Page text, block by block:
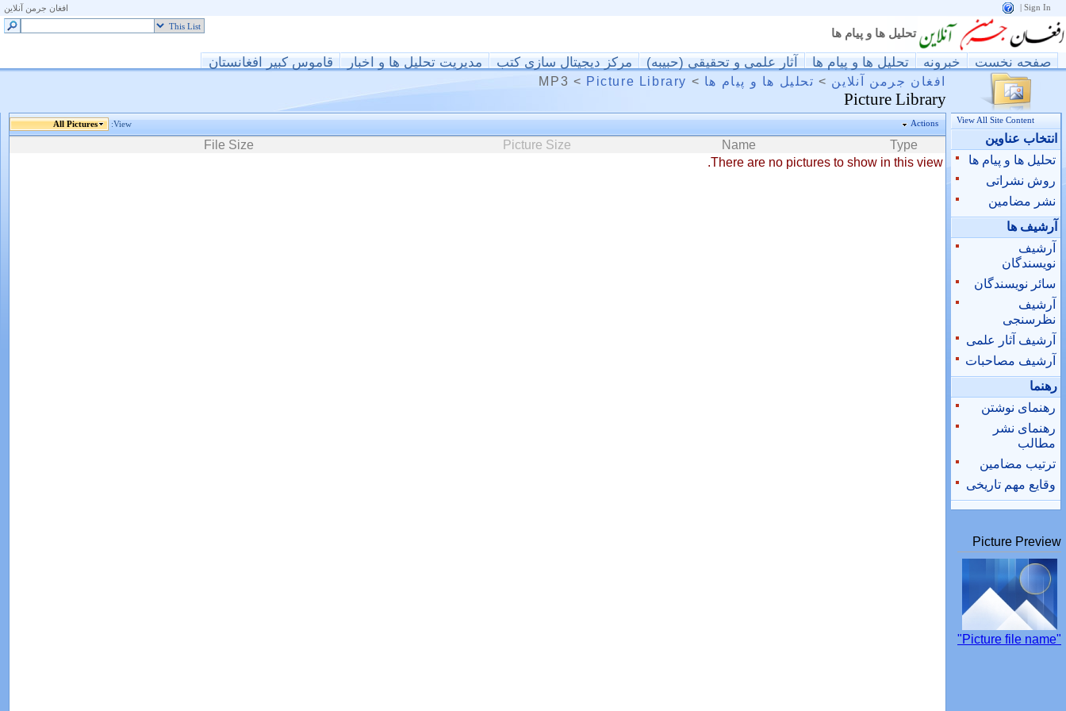
افغان جرمن آنلاین Sign In
تحليل ها و پيام ها
صفحه نخست خبرونه تحليل ها و پيام ها آثار علمی و تحقیقی (حبیبه) مرکز دیجیتال سازی کتب مدیریت تحلیل ها و اخبار قاموس کبیر افغانستان
افغان جرمن آنلاین > تحليل ها و پيام ها >
Picture Library
>
MP3
Picture Library
View All Site Content
انتخاب عناوین
تحليل ها و پيام ها
روش نشراتی
نشر مضامین
آرشيف ها
آرشيف
نويسندگان
سائر نويسندگان
آرشیف
نظرسنجی
آرشیف آثار علمی
آرشیف مصاحبات
رهنما
رهنمای نوشتن
رهنمای نشر
مطالب
ترتیب مضامین
وقایع مهم تاریخی
Picture Preview
"Picture file name"
Actions
View:
All Pictures
Type
Name
Picture Size
File Size
There are no pictures to show in this view.